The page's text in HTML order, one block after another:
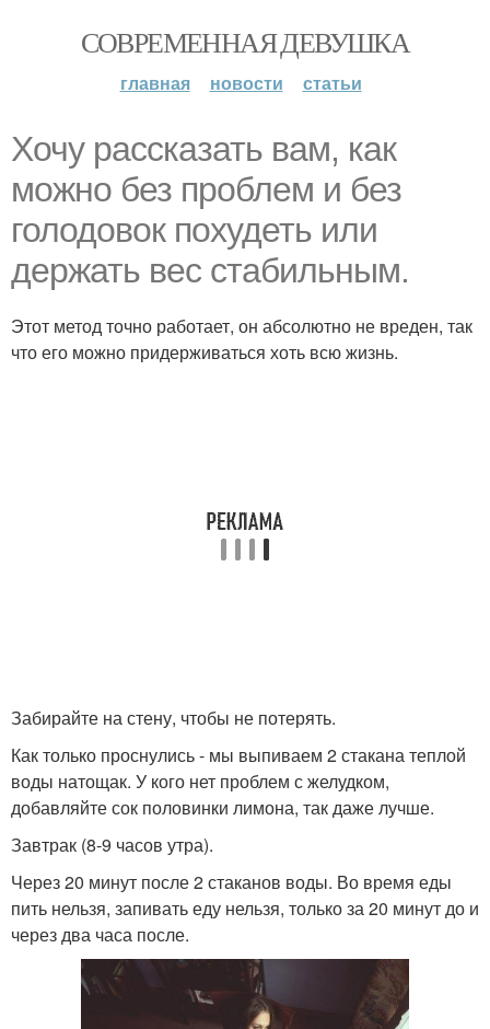
СОВРЕМЕННАЯ ДЕВУШКА
главная новости статьи
Хочу рассказать вам, как
можно без проблем и без
голодовок похудеть или
держать вес стабильным.
Этот метод точно работает, он абсолютно не вреден, так
что его можно придерживаться хоть всю жизнь.
Забирайте на стену, чтобы не потерять.
Как только проснулись - мы выпиваем 2 стакана теплой
воды натощак. У кого нет проблем с желудком,
добавляйте сок половинки лимона, так даже лучше.
Завтрак (8-9 часов утра).
Через 20 минут после 2 стаканов воды. Во время еды
пить нельзя, запивать еду нельзя, только за 20 минут до и
через два часа после.